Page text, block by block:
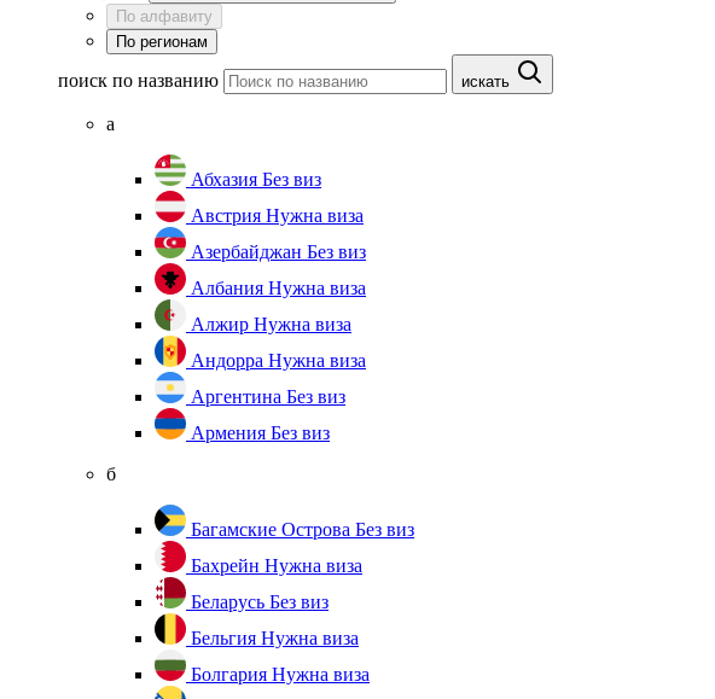
По алфавиту
По регионам
поиск по названию искать
а
Абхазия Без виз
Австрия Нужна виза
Азербайджан Без виз
Албания Нужна виза
Алжир Нужна виза
Андорра Нужна виза
Аргентина Без виз
Армения Без виз
б
Багамские Острова Без виз
Бахрейн Нужна виза
Беларусь Без виз
Бельгия Нужна виза
Болгария Нужна виза